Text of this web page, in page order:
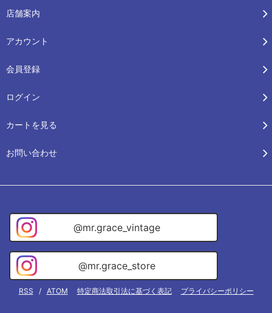
店舗案内
アカウント
会員登録
ログイン
カートを見る
お問い合わせ
@mr.grace_vintage
@mr.grace_store
RSS / ATOM 特定商法取引法に基づく表記 プライバシーポリシー